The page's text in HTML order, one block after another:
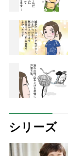
シリーズ